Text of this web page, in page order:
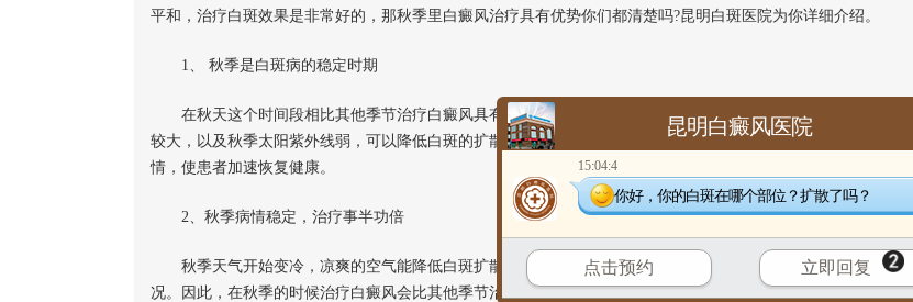
平和，治疗白斑效果是非常好的，那秋季里白癜风治疗具有优势你们都清楚吗?昆明白斑医院为你详细介绍。
1、 秋季是白斑病的稳定时期
在秋天这个时间段相比其他季节治疗白癜风具有很大的优势，秋季白癜风发病进入低发期。因为秋季气温变化
较大，以及秋季太阳紫外线弱，可以降低白斑的扩散几率，所以在秋天的时候积极治疗白癜风，是可以有效控制病
情，使患者加速恢复健康。
2、秋季病情稳定，治疗事半功倍
秋季天气开始变冷，凉爽的空气能降低白斑扩散的速度。在秋季，患者病情相对稳定，较少出现白斑扩散的情
况。因此，在秋季的时候治疗白癜风会比其他季节治疗时病情更加容易控制。
昆明白癜风医院
15:04:4
你好，你的白斑在哪个部位？扩散了吗？
点击预约 立即回复